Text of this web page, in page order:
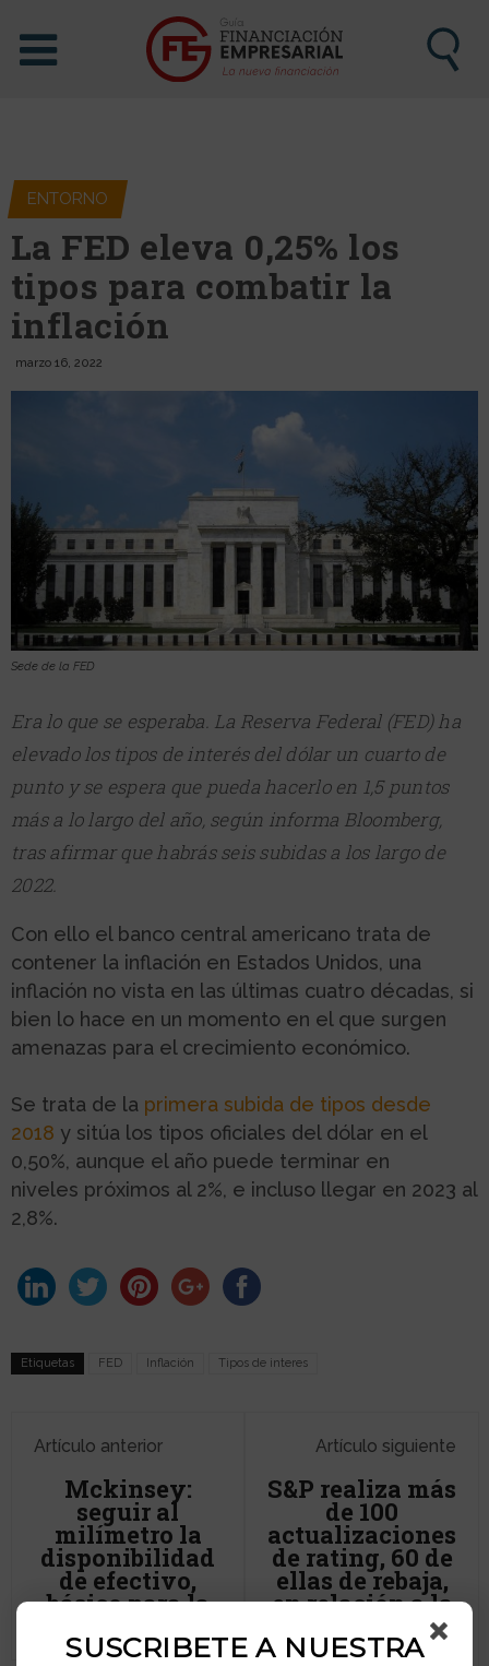
ENTORNO
La FED eleva 0,25% los
tipos para combatir la
inflación
marzo 16, 2022
Sede de la FED
Era lo que se esperaba. La Reserva Federal (FED) ha
elevado los tipos de interés del dólar un cuarto de
punto y se espera que pueda hacerlo en 1,5 puntos
más a lo largo del año, según informa Bloomberg,
tras afirmar que habrás seis subidas a los largo de
2022.
Con ello el banco central americano trata de
contener la inflación en Estados Unidos, una
inflación no vista en las últimas cuatro décadas, si
bien lo hace en un momento en el que surgen
amenazas para el crecimiento económico.
Se trata de la primera subida de tipos desde
2018 y sitúa los tipos oficiales del dólar en el
0,50%, aunque el año puede terminar en
niveles próximos al 2%, e incluso llegar en 2023 al
2,8%.
Etiquetas FED Inflación Tipos de interes
Artículo anterior
Mckinsey:
seguir al
milímetro la
disponibilidad
de efectivo,
básico para la
Artículo siguiente
S&P realiza más
de 100
actualizaciones
de rating, 60 de
ellas de rebaja,
en relación a la
invasión rusa
de Ucrania
SUSCRIBETE A NUESTRA